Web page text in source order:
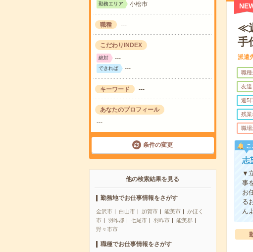
勤務エリア 小松市
職種 ---
こだわりINDEX
絶対 ---
できれば ---
キーワード ---
あなたのプロフィール
---
条件の変更
他の検索結果を見る
勤務地でお仕事情報をさがす
金沢市 白山市 加賀市 能美市
かほく
市
羽咋郡 七尾市 羽咋市
能美郡
野々市市
職種でお仕事情報をさがす
≪
手
派遣
職種
友達
週5
残業
職場
こ
志
▼
事
お
る
ん